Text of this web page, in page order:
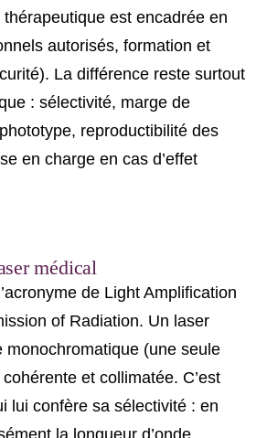
est encadrée en
autorisés, formation et
La différence reste surtout
: sélectivité, marge de
reproductibilité des
en charge en cas d’effet
médical
de Light Amplification
of Radiation. Un laser
monochromatique (une seule
cohérente et collimatée. C’est
lui confère sa sélectivité : en